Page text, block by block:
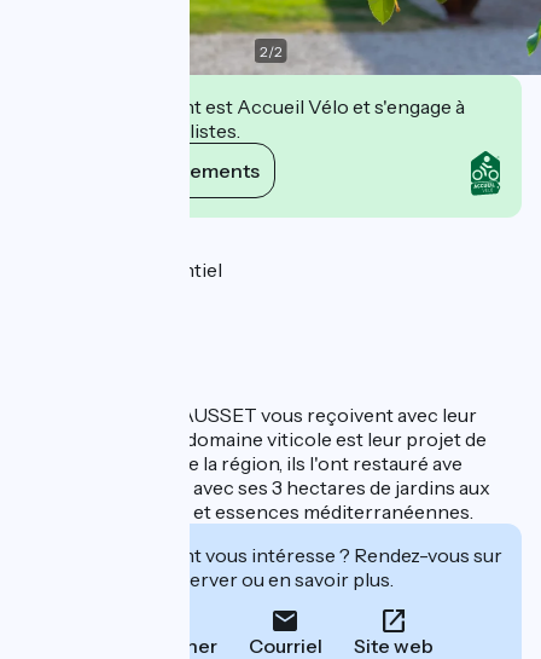
2/2
Cet établissement est Accueil Vélo et s'engage à
accueillir des cyclistes.
Voir ses engagements
- Séminaire résidentiel
Sandrine et David AUSSET vous reçoivent avec leur
équipe. Cet ancien domaine viticole est leur projet de
cœur. Originaires de la région, ils l'ont restauré ave
finesse et élégance avec ses 3 hectares de jardins aux
arbres centenaires et essences méditerranéennes.
Cet établissement vous intéresse ? Rendez-vous sur
leur site pour réserver ou en savoir plus.
Téléphoner Courriel Site web